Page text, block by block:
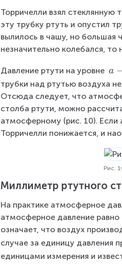
3
}
}
Торричелли взял стеклянную
эту трубку ртуть и опустил
вылилось в чашу, но большая
незначительно колебался,
Давление ртути на уровне a
-
a
_
1
a
трубки над ртутью воздуха
Отсюда следует, что
столба ртути, можно
атмосферному (рис. 10). Если
Торричелли понижается, и
Рис.
Миллиметр ртутного
На практике атмосферное
атмосферное давление
означает, что воздух
случае за единицу давления
единицами измерения и